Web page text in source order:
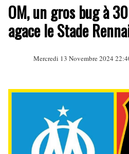
OM, un gros bug à
agace le Stade
Mercredi 13 Novembre 2024